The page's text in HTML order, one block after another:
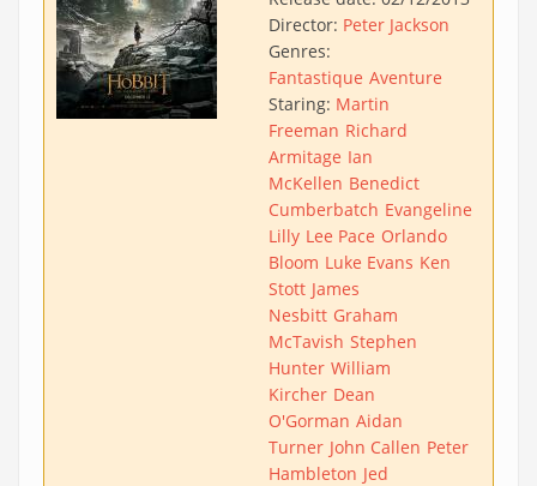
Director: Peter Jackson
Genres:
Fantastique Aventure
Staring: Martin
Freeman Richard
Armitage Ian
McKellen Benedict
Cumberbatch Evangeline
Lilly Lee Pace Orlando
Bloom Luke Evans Ken
Stott James
Nesbitt Graham
McTavish Stephen
Hunter William
Kircher Dean
O'Gorman Aidan
Turner John Callen Peter
Hambleton Jed